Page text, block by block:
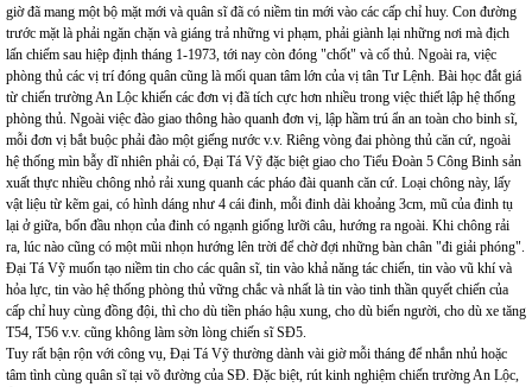
giờ đã mang một bộ mặt mới và quân sĩ đã có niềm tin mới vào các cấp chỉ huy. Con đường
trước mặt là phải ngăn chặn và giáng trả những vi phạm, phải giành lại những nơi mà địch
lấn chiếm sau hiệp định tháng 1-1973, tới nay còn đóng "chốt" và cố thủ. Ngoài ra, việc
phòng thủ các vị trí đóng quân cũng là mối quan tâm lớn của vị tân Tư Lệnh. Bài học đắt giá
từ chiến trường An Lộc khiến các đơn vị đã tích cực hơn nhiều trong việc thiết lập hệ thống
phòng thủ. Ngoài việc đào giao thông hào quanh đơn vị, lập hầm trú ẩn an toàn cho binh sĩ,
mỗi đơn vị bắt buộc phải đào một giếng nước v.v. Riêng vòng đai phòng thủ căn cứ, ngoài
hệ thống mìn bẫy dĩ nhiên phải có, Đại Tá Vỹ đặc biệt giao cho Tiểu Đoàn 5 Công Binh sản
xuất thực nhiều chông nhỏ rải xung quanh các pháo đài quanh căn cứ. Loại chông này, lấy
vật liệu từ kẽm gai, có hình dáng như 4 cái đinh, mỗi đinh dài khoảng 3cm, mũ của đinh tụ
lại ở giữa, bốn đầu nhọn của đinh có ngạnh giống lưỡi câu, hướng ra ngoài. Khi chông rải
ra, lúc nào cũng có một mũi nhọn hướng lên trời để chờ đợi những bàn chân "đi giải phóng".
Đại Tá Vỹ muốn tạo niềm tin cho các quân sĩ, tin vào khả năng tác chiến, tin vào vũ khí và
hỏa lực, tin vào hệ thống phòng thủ vững chắc và nhất là tin vào tinh thần quyết chiến của
cấp chỉ huy cùng đồng đội, thì cho dù tiền pháo hậu xung, cho dù biển người, cho dù xe tăng
T54, T56 v.v. cũng không làm sờn lòng chiến sĩ SĐ5.
Tuy rất bận rộn với công vụ, Đại Tá Vỹ thường dành vài giờ mỗi tháng để nhắn nhủ hoặc
tâm tình cùng quân sĩ tại võ đường của SĐ. Đặc biệt, rút kinh nghiệm chiến trường An Lộc,